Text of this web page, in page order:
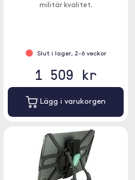
militär kvalitet.
Slut i lager, 2-6 veckor
1 509 kr
Lägg i varukorgen